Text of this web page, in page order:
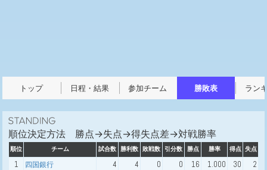
トップ 日程・結果 参加チーム 勝敗表 ラン
順位決定方法 勝点→失点→得失点差→対戦勝率
順位 チーム 試合数 勝利数 敗戦数 引分数 勝点 勝率 得点 失点
1 四国銀行 4 4 0 0 16 1.000 30
2